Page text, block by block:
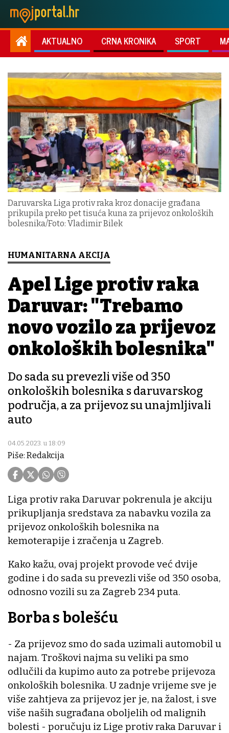
AKTUALNO CRNA KRONIKA SPORT
Daruvarska Liga protiv raka kroz donacije građana
prikupila preko pet tisuća kuna za prijevoz onkoloških
bolesnika/Foto: Vladimir Bilek
HUMANITARNA AKCIJA
Apel Lige protiv raka
Daruvar: "Trebamo
novo vozilo za prijevoz
onkoloških bolesnika"
Do sada su prevezli više od 350
onkoloških bolesnika s daruvarskog
područja, a za prijevoz su unajmljivali
auto
04.05.2023. u 18:09
Piše: Redakcija
Liga protiv raka Daruvar pokrenula je akciju
prikupljanja sredstava za nabavku vozila za
prijevoz onkoloških bolesnika na
kemoterapije i zračenja u Zagreb.
Kako kažu, ovaj projekt provode već dvije
godine i do sada su prevezli više od 350 osoba,
odnosno vozili su za Zagreb 234 puta.
Borba s bolešću
- Za prijevoz smo do sada uzimali automobil u
najam. Troškovi najma su veliki pa smo
odlučili da kupimo auto za potrebe prijevoza
onkoloških bolesnika. U zadnje vrijeme sve je
više zahtjeva za prijevoz jer je, na žalost, i sve
više naših sugrađana oboljelih od malignih
bolesti - poručuju iz Lige protiv raka Daruvar i